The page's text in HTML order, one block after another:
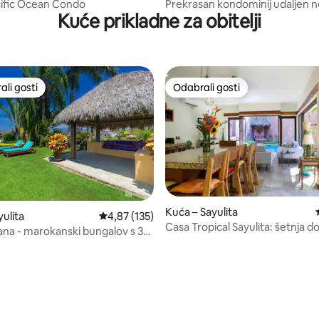
Ocean Condo
Prekrasan kondominij udaljen
koraka od plaže
Kuće prikladne za obitelji
recenzija: 120
rangiranima s oznakom „Odabrali gosti”
gosti
Prosječna ocjena: 4,87/5, recenzija: 135
4,87 (135)
- marokanski bungalov s 3
Odabrali gosti
Odabrali gosti
Kuća – Sayulita
Casa Tropical Sayulita: šetnja